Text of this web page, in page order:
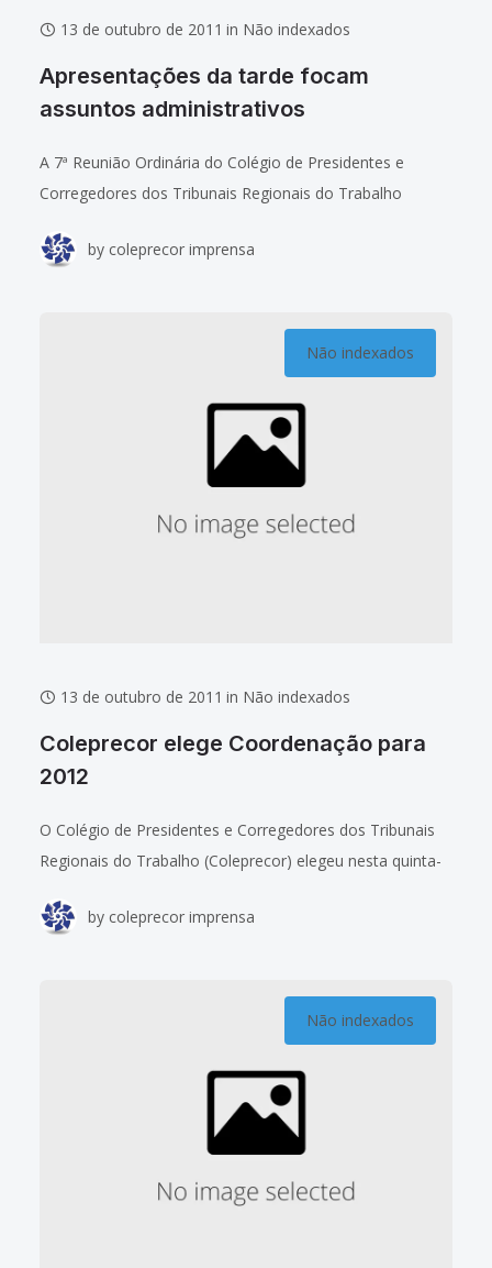
13 de outubro de 2011 in Não indexados
Apresentações da tarde focam
assuntos administrativos
A 7ª Reunião Ordinária do Colégio de Presidentes e
Corregedores dos Tribunais Regionais do Trabalho
apresentações sobre assuntos administrativos dos TRTs.
by coleprecor imprensa
Não indexados
13 de outubro de 2011 in Não indexados
Coleprecor elege Coordenação para
2012
O Colégio de Presidentes e Corregedores dos Tribunais
Regionais do Trabalho (Coleprecor) elegeu nesta quinta-
para 2012. O coordenador será o presidente do
by coleprecor imprensa
Não indexados